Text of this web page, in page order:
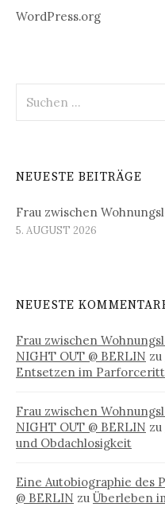
WordPress.org
nach:
NEUESTE BEITRÄGE
Frau zwischen
5. AUGUST 2026
NEUESTE
Frau zwischen
NIGHT OUT @ BERLIN zu
Entsetzen im Parforceritt
Frau zwischen
NIGHT OUT @ BERLIN zu
und Obdachlosigkeit
Eine Autobiographie des
@ BERLIN zu Überleben